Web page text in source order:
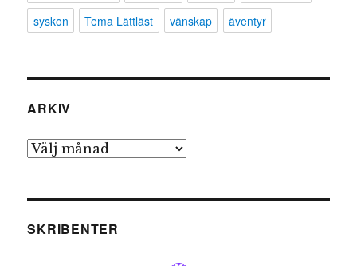
syskon
Tema Lättläst vänskap äventyr
ARKIV
Arkiv
SKRIBENTER